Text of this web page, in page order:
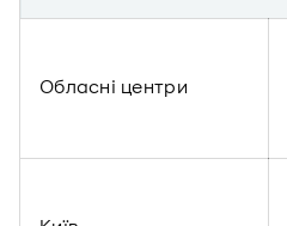
Обласні центри